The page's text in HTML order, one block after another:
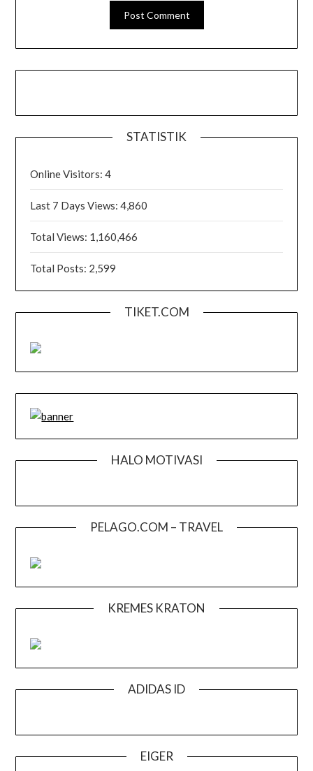
STATISTIK
Online Visitors:4
Last 7 Days Views:4,860
Total Views: 1,160,466
Total Posts: 2,599
TIKET.COM
HALO MOTIVASI
PELAGO.COM – TRAVEL
KREMES KRATON
ADIDAS ID
EIGER